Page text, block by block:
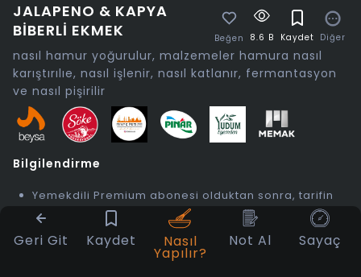
JALAPENO & KAPYA
BIBERLI EKMEK
Beğen 8.6 B Kaydet Diğer
nasıl hamur yoğurulur, malzemeler hamura nasıl
karıştırılıe, nasıl işlenir, nasıl katlanır, fermantasyon
ve nasıl pişirilir
Bilgilendirme
Yemekdili Premium abonesi olduktan sonra, tarifin
tüm detayları: malzeme listesi, ekipman listesi ve
yapılışı ile tarifin detaylı videosu görüntülenebilir
olacaktır.
Ürün tamamen dijital üründür. Her hangi bir fiziki
Geri Git Kaydet Nasıl
Yapılır?
Not Al Sayaç